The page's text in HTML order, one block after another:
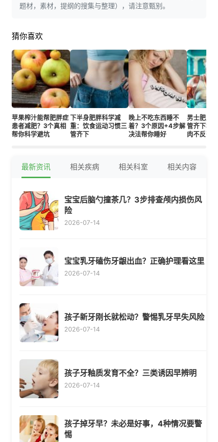
题材，素材，提纲的搜集与整理），请注意甄别。
猜你喜欢
苹果榨汁能帮肥胖症
患者减肥？3个真相
帮你科学避坑
下半身肥胖科学减
重：饮食运动习惯三
管齐下
晚上不吃东西睡不
着？3个原因+4步解
决法帮你睡好
男士肥胖
管齐下科
肉不反弹
最新资讯 相关疾病 相关科室 相关内容
宝宝后脑勺撞茶几？3步排查颅内损伤风
险
2026-07-14
宝宝乳牙磕伤牙龈出血？正确护理看这里
2026-07-14
孩子新牙刚长就松动？警惕乳牙早失风险
2026-07-14
孩子牙釉质发育不全？三类诱因早辨明
2026-07-14
孩子掉牙早？未必是好事，4种情况要警
惕